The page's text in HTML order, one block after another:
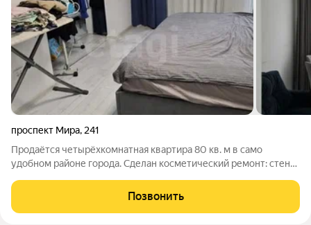
проспект Мира, 241
Продаётся четырёхкомнатная квартира 80 кв. м в само
удобном районе города. Сделан косметический ремонт: стены
потолки и межкомнатные двери, в коридоре и ванной
смонтированы тёплые полы. Квартира
Позвонить